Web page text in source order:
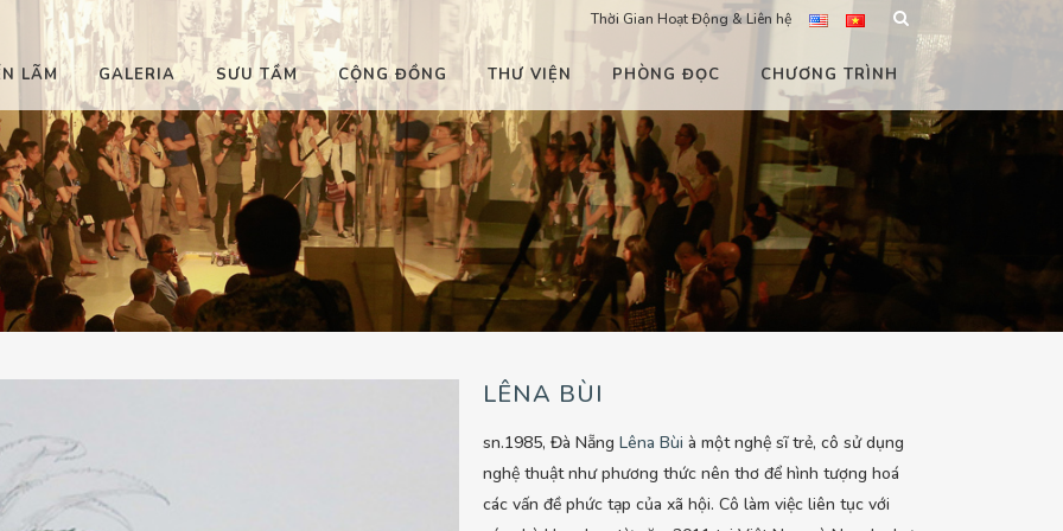
Thời Gian Hoạt Động & Liên hệ
LÃM GALERIA SƯU TẦM CỘNG ĐỒNG THƯ VIỆN PHÒNG ĐỌC CHƯƠNG TRÌNH
LÊNA BÙI
sn.1985, Đà NẵngLêna Bùi à một nghệ sĩ trẻ, cô sử dụng
nghệ thuật như phương thức nên thơ để hình tượng hoá
các vấn đề phức tạp của xã hội. Cô làm việc liên tục với